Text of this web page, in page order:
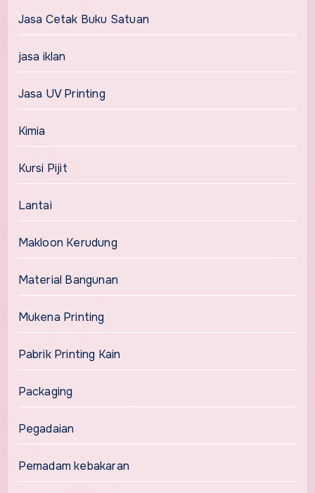
Jasa Cetak Buku Satuan
jasa iklan
Jasa UV Printing
Kimia
Kursi Pijit
Lantai
Makloon Kerudung
Material Bangunan
Mukena Printing
Pabrik Printing Kain
Packaging
Pegadaian
Pemadam kebakaran